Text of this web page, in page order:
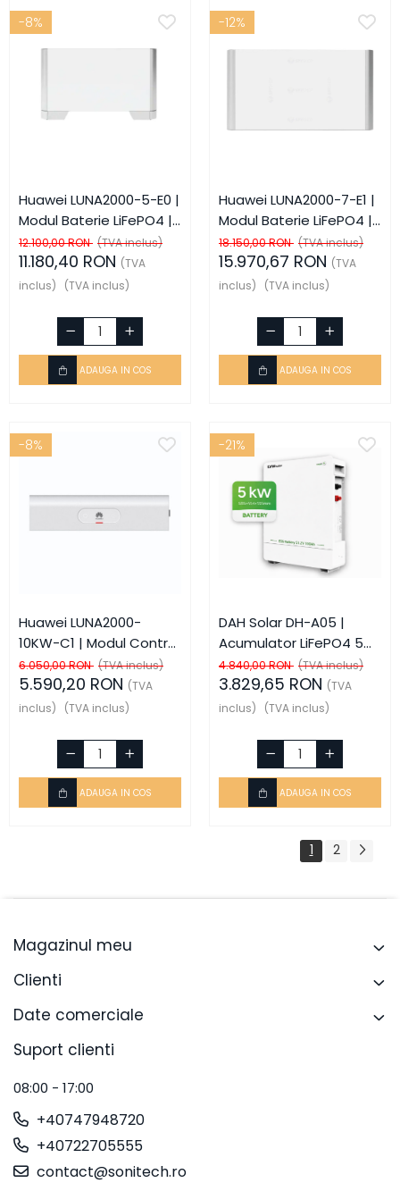
-8%
Huawei LUNA2000-5-E0 |
Modul Baterie LiFePO4 |
5 kWh | HV | IP65
12.100,00 RON (TVA inclus)
11.180,40 RON (TVA
inclus)
(TVA inclus)
ADAUGA IN COS
-12%
Huawei LUNA2000-7-E1 |
Modul Baterie LiFePO4 |
6,9 kWh | HV | IP66
18.150,00 RON (TVA inclus)
15.970,67 RON (TVA
inclus)
(TVA inclus)
ADAUGA IN COS
-8%
Huawei LUNA2000-
10KW-C1 | Modul Control
Baterie | 10,5kW | HV |
IP66
6.050,00 RON (TVA inclus)
5.590,20 RON (TVA
inclus)
(TVA inclus)
ADAUGA IN COS
-21%
DAH Solar DH-A05 |
Acumulator LiFePO4 5
kWh | 51.2V 100Ah | 6000
Cicluri
4.840,00 RON (TVA inclus)
3.829,65 RON (TVA
inclus)
(TVA inclus)
ADAUGA IN COS
1 2
Magazinul meu
Clienti
Date comerciale
Suport clienti
08:00 - 17:00
+40747948720
+40722705555
contact@sonitech.ro